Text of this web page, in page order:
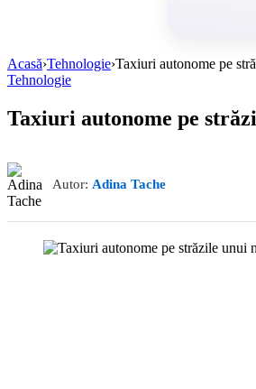
Acasă›Tehnologie›Taxiuri autonome pe
Tehnologie
Taxiuri autonome pe
Autor: Adina Tache